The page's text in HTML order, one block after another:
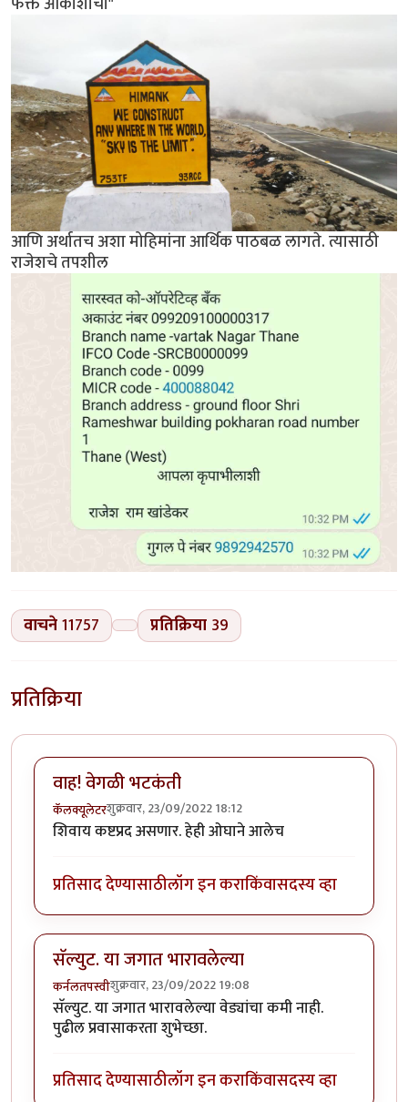
आणि अर्थातच अशा मोहिमांना आर्थिक पाठबळ लागते. त्यासाठी
राजेशचे तपशील
वाचने11757 प्रतिक्रिया 39
प्रतिक्रिया
वाह! वेगळी भटकंती
कॅलक्यूलेटरशुक्रवार, 23/09/2022 18:12
शिवाय कष्टप्रद असणार. हेही ओघाने आलेच
प्रतिसाद देण्यासाठीलॉग इन कराकिंवासदस्य व्हा
सॅल्युट. या जगात भारावलेल्या
कर्नलतपस्वीशुक्रवार, 23/09/2022 19:08
सॅल्युट. या जगात भारावलेल्या वेड्यांचा कमी नाही.
पुढील प्रवासाकरता शुभेच्छा.
प्रतिसाद देण्यासाठीलॉग इन कराकिंवासदस्य व्हा